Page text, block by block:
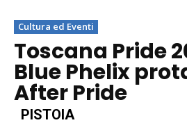
Cultura ed Eventi
Toscana Pride
Blue Phelix
After Pride
PISTOIA